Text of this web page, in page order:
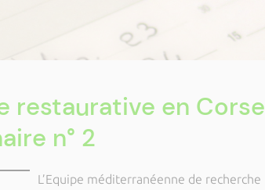
restaurative en Corse
n° 2
L’Equipe méditerranéenne de recherche